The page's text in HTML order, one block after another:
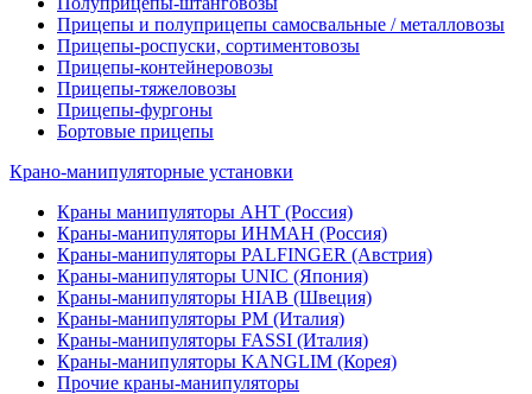
Прицепы и полуприцепы самосвальные / металловозы
Прицепы-роспуски, сортиментовозы
Прицепы-контейнеровозы
Прицепы-тяжеловозы
Прицепы-фургоны
Бортовые прицепы
Крано-манипуляторные установки
Краны манипуляторы АНТ (Россия)
Краны-манипуляторы ИНМАН (Россия)
Краны-манипуляторы PALFINGER (Австрия)
Краны-манипуляторы UNIC (Япония)
Краны-манипуляторы HIAB (Швеция)
Краны-манипуляторы PM (Италия)
Краны-манипуляторы FASSI (Италия)
Краны-манипуляторы KANGLIM (Корея)
Прочие краны-манипуляторы